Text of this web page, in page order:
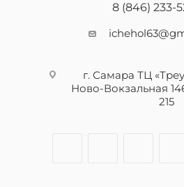
8 (846) 233-
г. Самара ТЦ
Ново-Вокзальная
215